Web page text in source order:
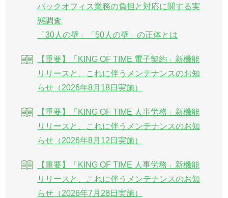
バックオフィス業務の負担と対応に関する実
態調査
「30人の壁」「50人の壁」の正体とは
【重要】「KING OF TIME 電子契約」新機能
リリースと、これに伴うメンテナンスのお知
らせ（2026年8月18日実施）
【重要】「KING OF TIME 人事労務」新機能
リリースと、これに伴うメンテナンスのお知
らせ（2026年8月12日実施）
【重要】「KING OF TIME 人事労務」新機能
リリースと、これに伴うメンテナンスのお知
らせ（2026年7月28日実施）